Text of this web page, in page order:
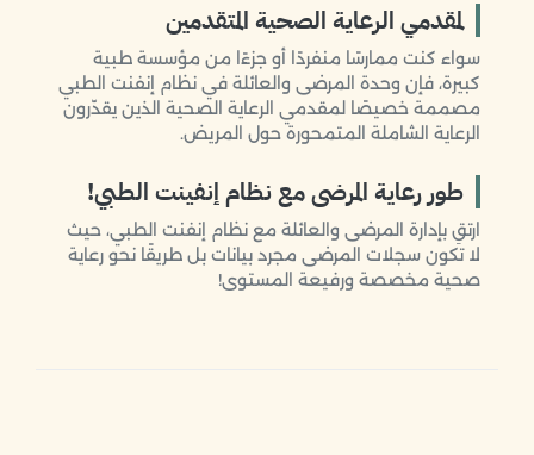
لمقدمي الرعاية الصحية المتقدمين
سواء كنت ممارسًا منفردًا أو جزءًا من مؤسسة طبية
كبيرة، فإن وحدة المرضى والعائلة في نظام إنفنت الطبي
مصممة خصيصًا لمقدمي الرعاية الصحية الذين يقدّرون
الرعاية الشاملة المتمحورة حول المريض.
طور رعاية المرضى مع نظام إنفينت الطبي!
ارتقِ بإدارة المرضى والعائلة مع نظام إنفنت الطبي، حيث
لا تكون سجلات المرضى مجرد بيانات بل طريقًا نحو رعاية
صحية مخصصة ورفيعة المستوى!